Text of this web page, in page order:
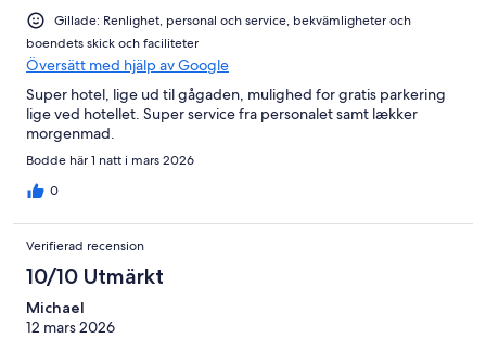
Gillade: Renlighet, personal och service, bekvämligheter och
boendets skick och faciliteter
Översätt med hjälp av Google
Super hotel, lige ud til gågaden, mulighed for gratis parkering
lige ved hotellet. Super service fra personalet samt lækker
morgenmad.
Bodde här 1 natt i mars 2026
0
Verifierad recension
10/10 Utmärkt
Michael
12 mars 2026